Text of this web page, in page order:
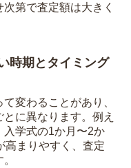
第で査定額は大きく
時期とタイミング
変わることがあり、
に異なります。例え
入学式の1か月〜2か
高まりやすく、査定